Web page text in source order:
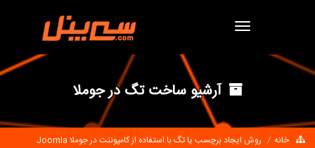
Toggle
آرشیو ساخت تگ در جوملا
خانه روش ایجاد برچسب یا تگ با استفاده از کامپوننت در جوملا Joomla